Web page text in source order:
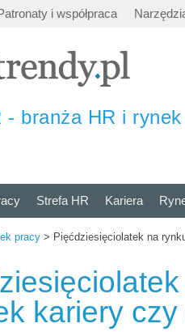
i współpraca
- branża HR i
Strefa HR Kariera
pracy > Pięćdziesięciolatek na
kariery